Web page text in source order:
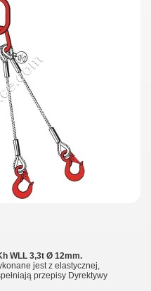
WLL 3,3t Ø 12mm.
jest z elastycznej,
przepisy Dyrektywy